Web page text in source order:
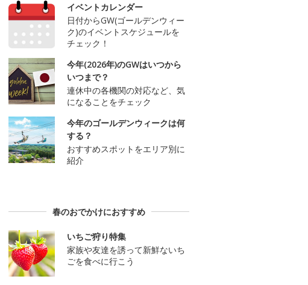
イベントカレンダー
日付からGW(ゴールデンウィー
ク)のイベントスケジュールを
チェック！
今年(2026年)のGWはいつから
いつまで？
連休中の各機関の対応など、気
になることをチェック
今年のゴールデンウィークは何
する？
おすすめスポットをエリア別に
紹介
春のおでかけにおすすめ
いちご狩り特集
家族や友達を誘って新鮮ないち
ごを食べに行こう